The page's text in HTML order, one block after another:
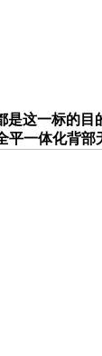
这一标的目
一体化背